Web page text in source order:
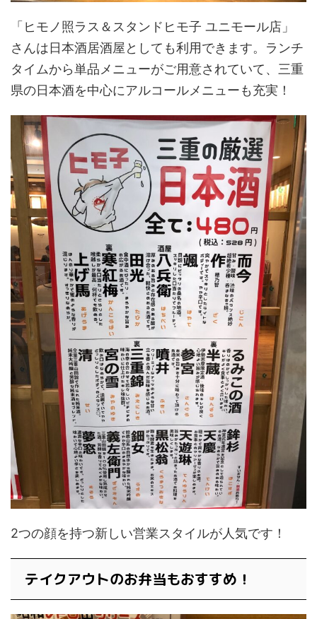
「ヒモノ照ラス＆スタンドヒモ子 ユニモール店」
さんは日本酒居酒屋としても利用できます。ランチ
タイムから単品メニューがご用意されていて、三重
県の日本酒を中心にアルコールメニューも充実！
2つの顔を持つ新しい営業スタイルが人気です！
テイクアウトのお弁当もおすすめ！